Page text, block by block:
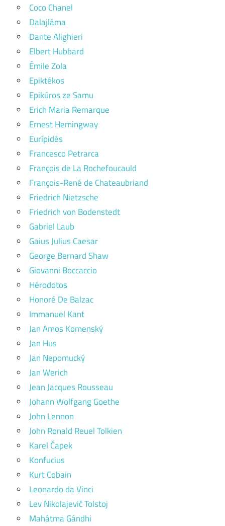
Coco Chanel
Dalajláma
Dante Alighieri
Elbert Hubbard
Émile Zola
Epiktékos
Epikúros ze Samu
Erich Maria Remarque
Ernest Hemingway
Eurípidés
Francesco Petrarca
François de La Rochefoucauld
François-René de Chateaubriand
Friedrich Nietzsche
Friedrich von Bodenstedt
Gabriel Laub
Gaius Julius Caesar
George Bernard Shaw
Giovanni Boccaccio
Hérodotos
Honoré De Balzac
Immanuel Kant
Jan Amos Komenský
Jan Hus
Jan Nepomucký
Jan Werich
Jean Jacques Rousseau
Johann Wolfgang Goethe
John Lennon
John Ronald Reuel Tolkien
Karel Čapek
Konfucius
Kurt Cobain
Leonardo da Vinci
Lev Nikolajevič Tolstoj
Mahátma Gándhi